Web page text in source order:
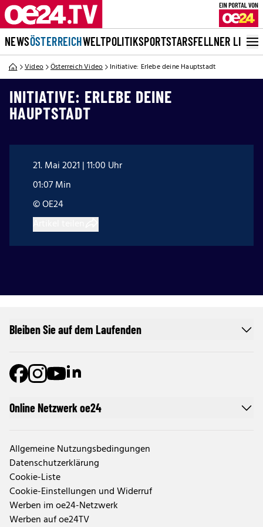
NEWSÖSTERREICHWELTPOLITIKSPORTSTARSFELLNER LIVE
Video Österreich Video Initiative: Erlebe deine Hauptstadt
INITIATIVE: ERLEBE DEINE
HAUPTSTADT
21. Mai 2021 | 11:00 Uhr
01:07 Min
© OE24
Online Netzwerk oe24
Allgemeine Nutzungsbedingungen
Datenschutzerklärung
Cookie-Liste
Cookie-Einstellungen und Widerruf
Werben im oe24-Netzwerk
Werben auf oe24TV
Bleiben Sie auf dem Laufenden